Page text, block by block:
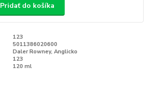
Pridať do košíka
123
5011386020600
Daler Rowney, Anglicko
123
120 ml